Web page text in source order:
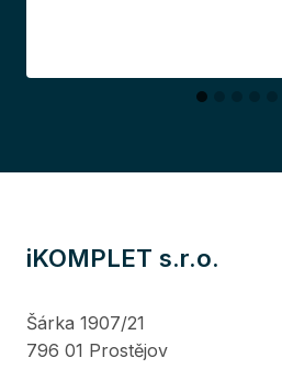
iKOMPLET s.r.o.
Šárka 1907/21
796 01 Prostějov